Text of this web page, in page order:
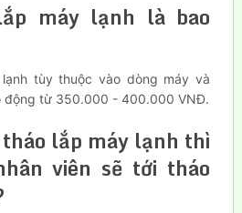
máy lạnh là bao
tùy thuộc vào dòng máy và
động từ 350.000 - 400.000 VNĐ.
lắp máy lạnh thì
viên sẽ tới tháo